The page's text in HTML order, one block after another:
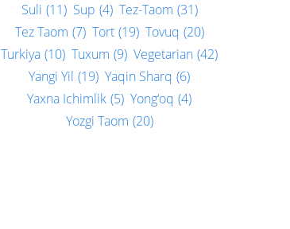
Suli (11) Sup (4) Tez-Taom (31)
Tez Taom (7) Tort (19) Tovuq (20)
Turkiya (10) Tuxum (9) Vegetarian (42)
Yangi Yil (19) Yaqin Sharq (6)
Yaxna Ichimlik (5) Yong‘oq (4)
Yozgi Taom (20)